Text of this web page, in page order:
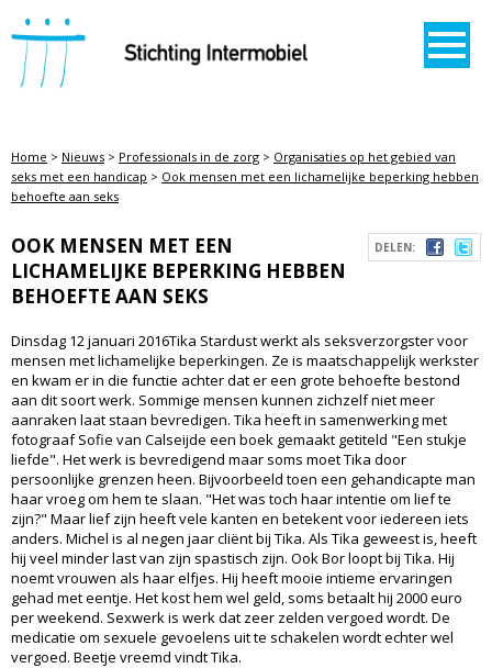
STICHTING INTERMOBIEL
Home > Nieuws > Professionals in de zorg > Organisaties op het gebied van
seks met een handicap > Ook mensen met een lichamelijke beperking hebben
behoefte aan seks
DELEN:
OOK MENSEN MET EEN
LICHAMELIJKE BEPERKING HEBBEN
BEHOEFTE AAN SEKS
Dinsdag 12 januari 2016Tika Stardust werkt als seksverzorgster voor
mensen met lichamelijke beperkingen. Ze is maatschappelijk werkster
en kwam er in die functie achter dat er een grote behoefte bestond
aan dit soort werk. Sommige mensen kunnen zichzelf niet meer
aanraken laat staan bevredigen. Tika heeft in samenwerking met
fotograaf Sofie van Calseijde een boek gemaakt getiteld "Een stukje
liefde". Het werk is bevredigend maar soms moet Tika door
persoonlijke grenzen heen. Bijvoorbeeld toen een gehandicapte man
haar vroeg om hem te slaan. "Het was toch haar intentie om lief te
zijn?" Maar lief zijn heeft vele kanten en betekent voor iedereen iets
anders. Michel is al negen jaar cliënt bij Tika. Als Tika geweest is, heeft
hij veel minder last van zijn spastisch zijn. Ook Bor loopt bij Tika. Hij
noemt vrouwen als haar elfjes. Hij heeft mooie intieme ervaringen
gehad met eentje. Het kost hem wel geld, soms betaalt hij 2000 euro
per weekend. Sexwerk is werk dat zeer zelden vergoed wordt. De
medicatie om sexuele gevoelens uit te schakelen wordt echter wel
vergoed. Beetje vreemd vindt Tika.